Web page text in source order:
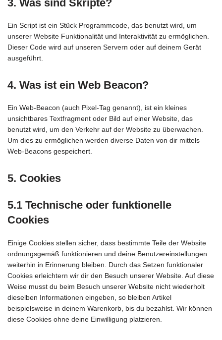
3. Was sind Skripte?
Ein Script ist ein Stück Programmcode, das benutzt wird, um
unserer Website Funktionalität und Interaktivität zu ermöglichen.
Dieser Code wird auf unseren Servern oder auf deinem Gerät
ausgeführt.
4. Was ist ein Web Beacon?
Ein Web-Beacon (auch Pixel-Tag genannt), ist ein kleines
unsichtbares Textfragment oder Bild auf einer Website, das
benutzt wird, um den Verkehr auf der Website zu überwachen.
Um dies zu ermöglichen werden diverse Daten von dir mittels
Web-Beacons gespeichert.
5. Cookies
5.1 Technische oder funktionelle
Cookies
Einige Cookies stellen sicher, dass bestimmte Teile der Website
ordnungsgemäß funktionieren und deine Benutzereinstellungen
weiterhin in Erinnerung bleiben. Durch das Setzen funktionaler
Cookies erleichtern wir dir den Besuch unserer Website. Auf diese
Weise musst du beim Besuch unserer Website nicht wiederholt
dieselben Informationen eingeben, so bleiben Artikel
beispielsweise in deinem Warenkorb, bis du bezahlst. Wir können
diese Cookies ohne deine Einwilligung platzieren.